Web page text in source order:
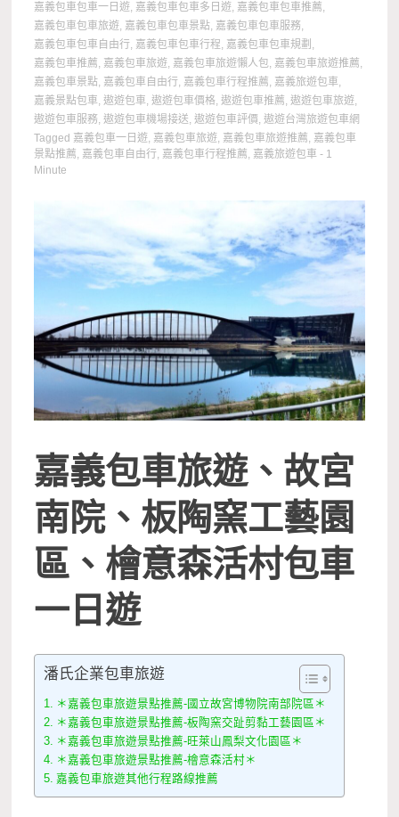
嘉義包車包車一日遊, 嘉義包車包車多日遊, 嘉義包車包車推薦,
嘉義包車包車旅遊, 嘉義包車包車景點, 嘉義包車包車服務,
嘉義包車包車自由行, 嘉義包車包車行程, 嘉義包車包車規劃 ,
嘉義包車推薦, 嘉義包車旅遊, 嘉義包車旅遊懶人包, 嘉義包車旅遊推薦,
嘉義包車景點, 嘉義包車自由行, 嘉義包車行程推薦, 嘉義旅遊包車,
嘉義景點包車,遨遊包車,遨遊包車價格,遨遊包車推薦,遨遊包車旅遊,
遨遊包車服務,遨遊包車機場接送,遨遊包車評價,遨遊台灣旅遊包車網
Tagged 嘉義包車一日遊, 嘉義包車旅遊, 嘉義包車旅遊推薦, 嘉義包車
景點推薦, 嘉義包車自由行, 嘉義包車行程推薦, 嘉義旅遊包車 - 1
Minute
嘉義包車旅遊、故宮
南院、板陶窯工藝園
區、檜意森活村包車
一日遊
潘氏企業包車旅遊
＊嘉義包車旅遊景點推薦-國立故宮博物院南部院區＊
＊嘉義包車旅遊景點推薦-板陶窯交趾剪黏工藝園區＊
＊嘉義包車旅遊景點推薦-旺萊山鳳梨文化園區＊
＊嘉義包車旅遊景點推薦-檜意森活村＊
嘉義包車旅遊其他行程路線推薦